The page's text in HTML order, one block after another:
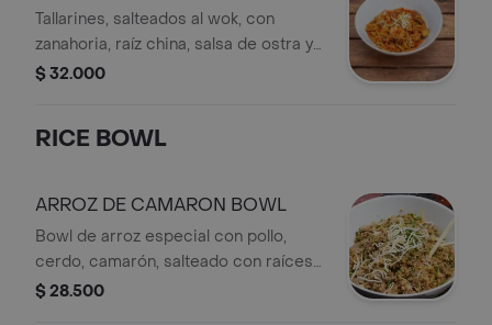
Tallarines, salteados al wok, con
zanahoria, raíz china, salsa de ostra y
proteína a elección.
$ 32.000
RICE BOWL
ARROZ DE CAMARON BOWL
Bowl de arroz especial con pollo,
cerdo, camarón, salteado con raíces
chinas y cebollín.
$ 28.500